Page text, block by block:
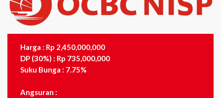
Harga : Rp 2,450,000,000
DP (30%) : Rp 735,000,000
Suku Bunga : 7.75%
Angsuran :